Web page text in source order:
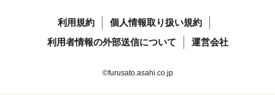
利用規約
個人情報取り扱い規約
利用者情報の外部送信について
運営会社
©furusato.asahi.co.jp